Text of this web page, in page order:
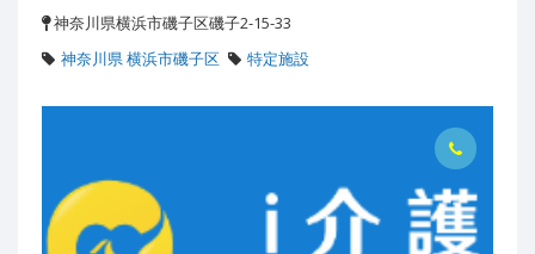
神奈川県横浜市磯子区磯子2-15-33
神奈川県 横浜市磯子区
特定施設